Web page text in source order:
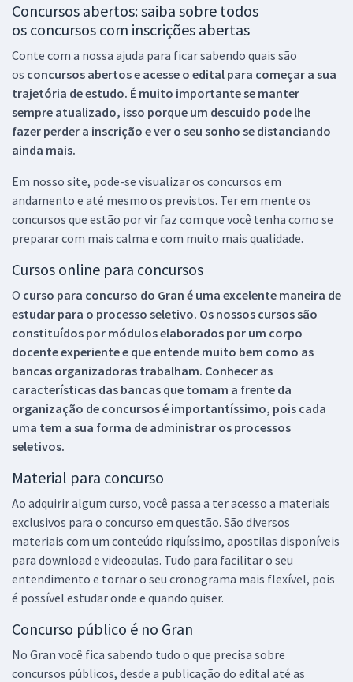
Concursos abertos: saiba sobre todos
os concursos com inscrições abertas
Conte com a nossa ajuda para ficar sabendo quais são
os concursos abertos e acesse o edital para começar a sua
trajetória de estudo. É muito importante se manter
sempre atualizado, isso porque um descuido pode lhe
fazer perder a inscrição e ver o seu sonho se distanciando
ainda mais.
Em nosso site, pode-se visualizar os concursos em
andamento e até mesmo os previstos. Ter em mente os
concursos que estão por vir faz com que você tenha como se
preparar com mais calma e com muito mais qualidade.
Cursos online para concursos
O curso para concurso do Gran é uma excelente maneira de
estudar para o processo seletivo. Os nossos cursos são
constituídos por módulos elaborados por um corpo
docente experiente e que entende muito bem como as
bancas organizadoras trabalham. Conhecer as
características das bancas que tomam a frente da
organização de concursos é importantíssimo, pois cada
uma tem a sua forma de administrar os processos
seletivos.
Material para concurso
Ao adquirir algum curso, você passa a ter acesso a materiais
exclusivos para o concurso em questão. São diversos
materiais com um conteúdo riquíssimo, apostilas disponíveis
para download e videoaulas. Tudo para facilitar o seu
entendimento e tornar o seu cronograma mais flexível, pois
é possível estudar onde e quando quiser.
Concurso público é no Gran
No Gran você fica sabendo tudo o que precisa sobre
concursos públicos, desde a publicação do edital até as